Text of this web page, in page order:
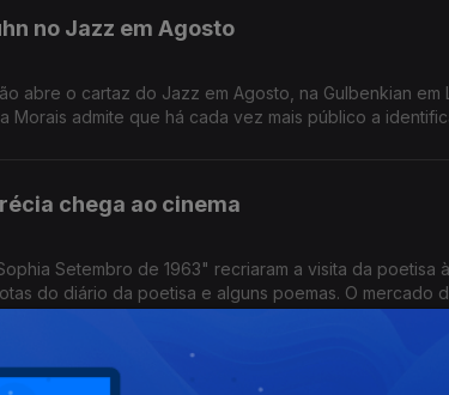
no Jazz em Agosto
abre o cartaz do Jazz em Agosto, na Gulbenkian em
Morais admite que há cada vez mais público a
chega ao cinema
Setembro de 1963" recriaram a visita da poetisa
do diário da poetisa e alguns poemas. O mercado
público para o PianoFest. Morreu Manolo Solo, o
na nova temporada do São João